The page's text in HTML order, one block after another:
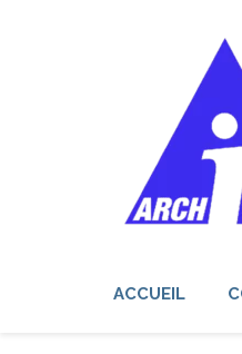
ACCUEIL